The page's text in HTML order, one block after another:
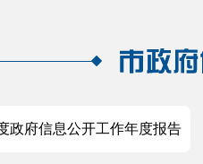
政府信息公开工作年度报告